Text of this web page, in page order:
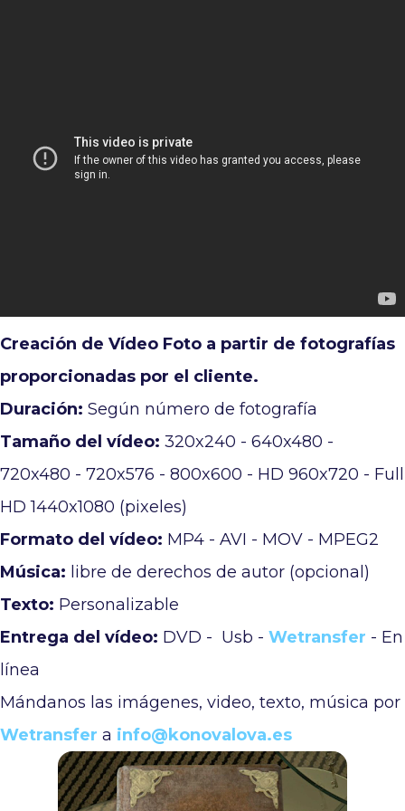
Creación de Vídeo Foto a partir de fotografías
proporcionadas por el cliente.
Duración: Según número de fotografía
Tamaño del vídeo: 320x240 - 640x480 -
720x480 - 720x576 - 800x600 - HD 960x720 - Full
HD 1440x1080 (pixeles)
Formato del vídeo: MP4 - AVI - MOV - MPEG2
Música: libre de derechos de autor (opcional)
Texto: Personalizable
Entrega del vídeo: DVD - Usb - Wetransfer - En
línea
Mándanos las imágenes, video, texto, música por
Wetransfer a info@konovalova.es